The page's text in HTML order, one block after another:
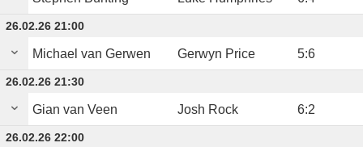
26.02.26 21:00
Michael van Gerwen Gerwyn Price 5:6
26.02.26 21:30
Gian van Veen Josh Rock 6:2
26.02.26 22:00